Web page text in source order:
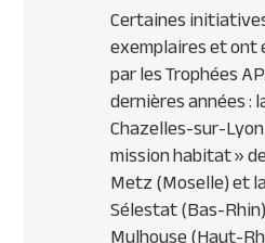
Certaines
exemplaires et ont
par les Trophées
dernières années :
Chazelles-sur-
mission habitat »
Metz (Moselle) et
Sélestat (Bas-